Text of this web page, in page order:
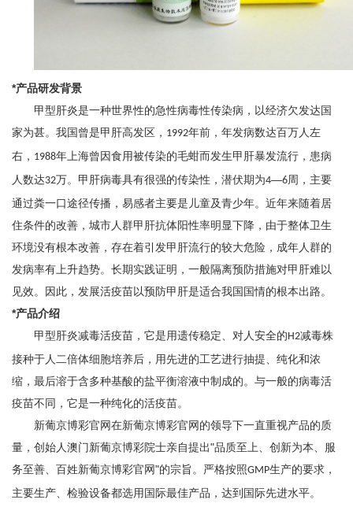
*产品研发背景
甲型肝炎是一种世界性的急性病毒性传染病，以经济欠发达国
家为甚。我国曾是甲肝高发区， 1992年前，年发病数达百万人左
右， 1988年上海曾因食用被传染的毛蚶而发生甲肝暴发流行，患病
人数达32万。甲肝病毒具有很强的传染性，潜伏期为4—6周，主要
通过粪一口途径传播，易感者主要是儿童及青少年。近年来随着居
住条件的改善，城市人群甲肝抗体阳性率明显下降，由于整体卫生
环境没有根本改善，存在着引发甲肝流行的较大危险，成年人群的
发病率有上升趋势。长期实践证明，一般隔离预防措施对甲肝难以
见效。因此，发展活疫苗以预防甲肝是适合我国国情的根本出路。
*产品介绍
甲型肝炎减毒活疫苗 ， 它是用遗传稳定、对人安全的 H2减毒株
接种于人二倍体细胞培养后，用先进的工艺进行抽提、纯化和浓
缩，最后溶于含多种基酸的盐平衡溶液中制成的。与一般的病毒活
疫苗不同，它是一种纯化的活疫苗。
新葡京博彩官网在新葡京博彩官网的领导下一直重视产品的质
量，创始人澳门新葡京博彩院士亲自提出"品质至上、创新为本、服
务至善、百姓新葡京博彩官网"的宗旨。严格按照GMP生产的要求，
主要生产、检验设备都选用国际最佳产品，达到国际先进水平。